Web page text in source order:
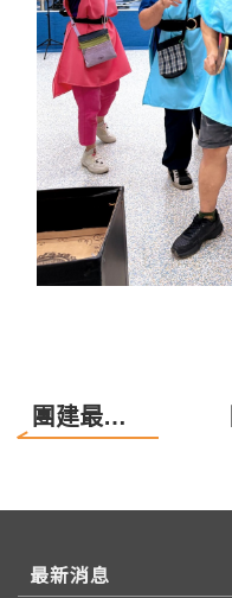
團建最佳體驗遊戲！
最新消息